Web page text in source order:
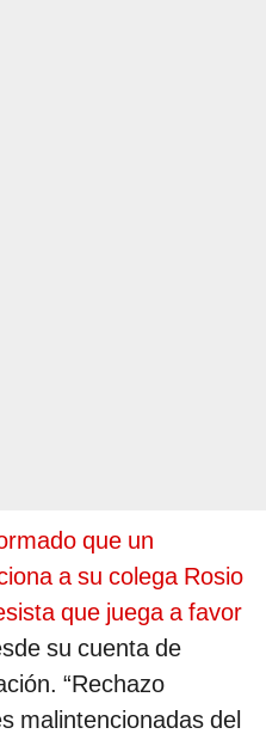
que un
a su colega Rosio
que juega a favor
su cuenta de
“Rechazo
malintencionadas del